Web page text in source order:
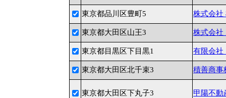
東京都品川区豊町5 株式会社
東京都大田区山王3 株式会社
東京都目黒区下目黒1 有限会社
東京都大田区北千束3 積善商事
東京都大田区下丸子3 甲陽不動